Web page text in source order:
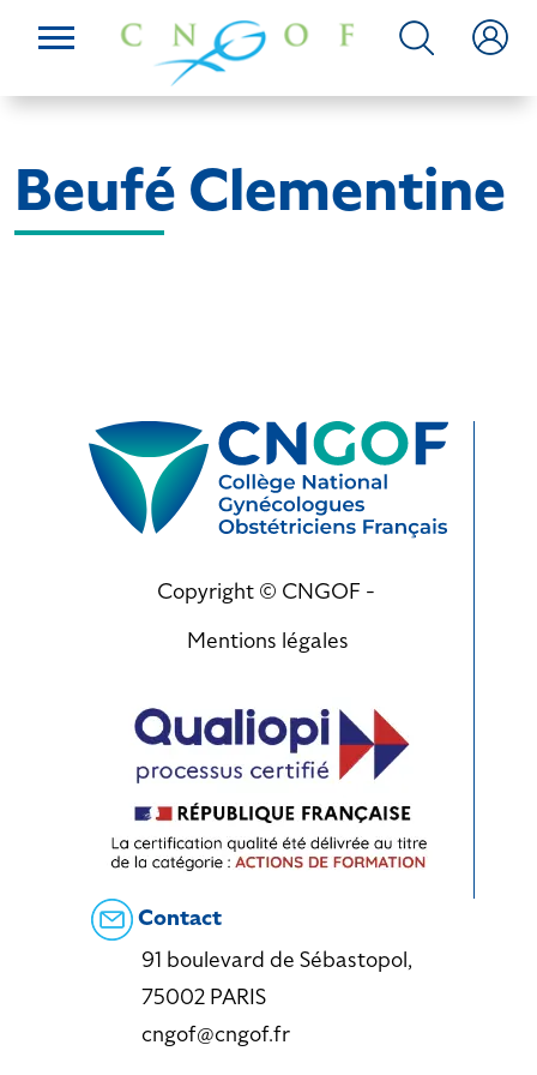
Beufé Clementine
Copyright © CNGOF -
Mentions légales
Contact
91 boulevard de Sébastopol,
75002 PARIS
cngof@cngof.fr